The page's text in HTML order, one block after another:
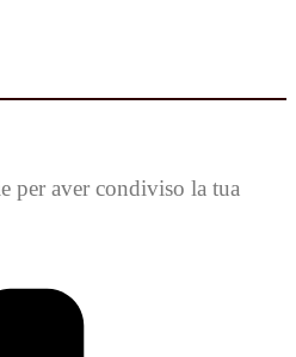
per aver condiviso la tua